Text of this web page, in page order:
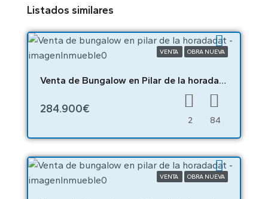
Listados similares
VENTA OBRA NUEVA
Venta de Bungalow en Pilar de la horadadat – n9919
284.900€
2 84
VENTA OBRA NUEVA